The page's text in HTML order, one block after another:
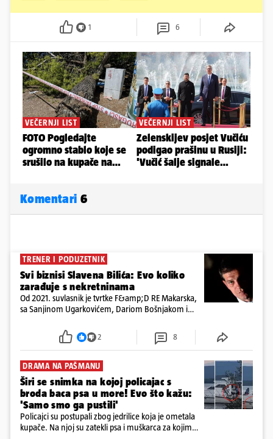
1 6
Komentari 6
TRENER I PODUZETNIK
Svi biznisi Slavena Bilića: Evo koliko
zarađuje s nekretninama
Od 2021. suvlasnik je tvrtke F&amp;D RE Makarska,
sa Sanjinom Ugarkovićem, Dariom Bošnjakom i
poslovanje nekretninama, a od osnutka nema
2 8
DRAMA NA PAŠMANU
Širi se snimka na kojoj policajac s
broda baca psa u more! Evo što kažu:
'Samo smo ga pustili'
Policajci su postupali zbog jedrilice koja je ometala
kupače. Na njoj su zatekli psa i muškarca za kojim